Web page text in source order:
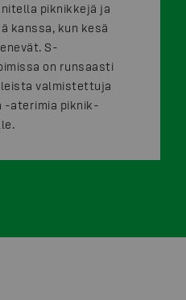
piknikkejä ja
kanssa, kun kesä
S-
on runsaasti
valmistettuja
aterimia piknik-